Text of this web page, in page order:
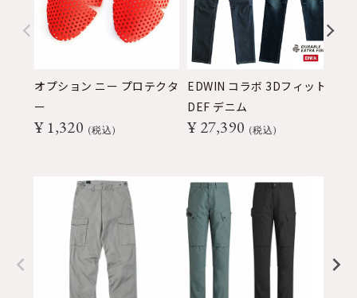
オプション ニー プロテクタ
ー
¥ 1,320 税込
EDWIN コラボ 3Dフィット
DEF デニム
¥ 27,390 税込